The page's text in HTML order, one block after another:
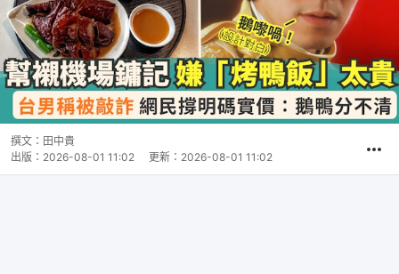
撰文： 田中貴
出版： 2026-08-01 11:02 更新： 2026-08-01 11:02